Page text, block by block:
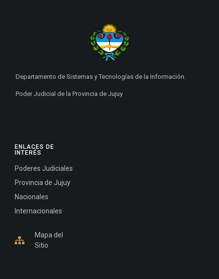
ENLACES DE
INTERÉS
Poderes Judiciales
Provincia de Jujuy
Nacionales
Internacionales
Mapa del
Sitio
Departamento de Sistemas y Tecnologías de la Información.
Poder Judicial de la Provincia de Jujuy